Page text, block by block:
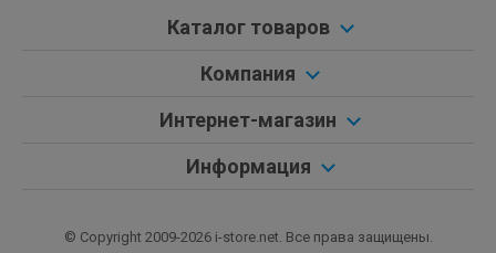
Благодаря перестроенным камерам iPhone 16 позволяет
Вы можете пережить эти моменты в 3D с эффектом
Каталог товаров
Компания
Интернет-магазин
Информация
© Copyright 2009-2026 i-store.net. Все права защищены.